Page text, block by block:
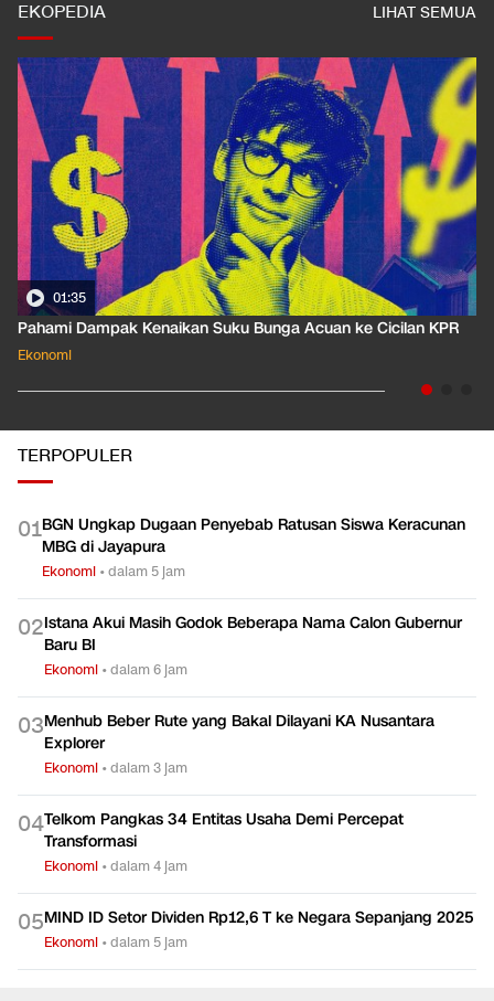
EKOPEDIA LIHAT SEMUA
01:35
Pahami Dampak Kenaikan Suku Bunga Acuan ke Cicilan KPR
Ekonomi
TERPOPULER
01BGN Ungkap Dugaan Penyebab Ratusan Siswa Keracunan
MBG di Jayapura
Ekonomi •dalam 5 jam
02Istana Akui Masih Godok Beberapa Nama Calon Gubernur
Baru BI
Ekonomi •dalam 6 jam
03Menhub Beber Rute yang Bakal Dilayani KA Nusantara
Explorer
Ekonomi •dalam 3 jam
04Telkom Pangkas 34 Entitas Usaha Demi Percepat
Transformasi
Ekonomi •dalam 4 jam
05MIND ID Setor Dividen Rp12,6 T ke Negara Sepanjang 2025
Ekonomi •dalam 5 jam